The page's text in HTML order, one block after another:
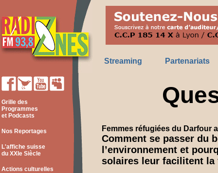
Streaming Partenariats
Grille des
Programmes
et Podcasts
Nos Reportages
L'affiche suisse
du XXIe Siècle
Actions culturelles
Femmes réfugiées du Darfour
Comment se passer du
l’environnement et
solaires leur facilitent la